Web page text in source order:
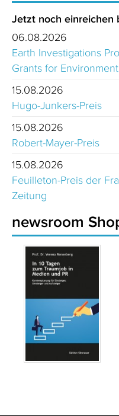
Jetzt noch einreichen
06.08.2026
Earth Investigations
Grants for
15.08.2026
Hugo-Junkers-Preis
15.08.2026
Robert-Mayer-Preis
15.08.2026
Feuilleton-Preis der
Zeitung
newsroom